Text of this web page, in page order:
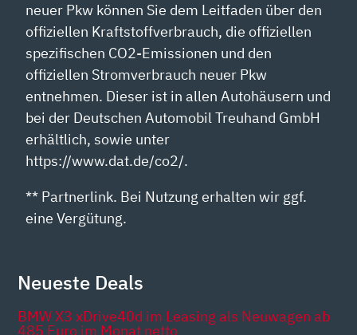
neuer Pkw können Sie dem Leitfaden über den
offiziellen Kraftstoffverbrauch, die offiziellen
spezifischen CO2-Emissionen und den
offiziellen Stromverbrauch neuer Pkw
entnehmen. Dieser ist in allen Autohäusern und
bei der Deutschen Automobil Treuhand GmbH
erhältlich, sowie unter
https://www.dat.de/co2/.
** Partnerlink. Bei Nutzung erhalten wir ggf.
eine Vergütung.
Neueste Deals
BMW X3 xDrive40d im Leasing als Neuwagen ab
485 Euro im Monat netto